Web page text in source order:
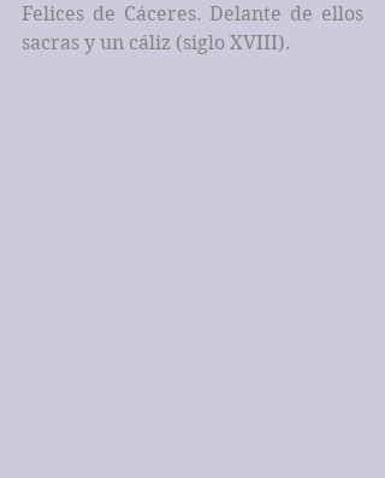
Felices de Cáceres. Delante de ellos
sacras y un cáliz (siglo XVIII).